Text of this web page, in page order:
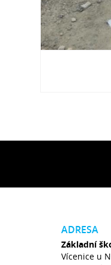
ADRESA
Základní
Vícenice u